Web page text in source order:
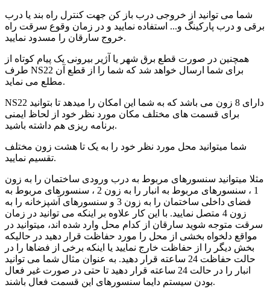
شما می توانید از خروجی درب باز کن جهت کنترل راه بند یا درب
برقی و درب پارکینگ و... استفاده نمایید و در زمان وقوع سرقت راه
خروج سارقان را مسدود نمایید.
همچنین در صورت قطع برق شهر یا آژیر بیرونی یک پیام کوتاه از
طرف NS22 برای شما ارسال خواهد شد که شما را از قطع آن
مطلع می نماید.
NS22 دارای 8 زون می باشد که به شما این امکان را میدهد تا بتوانید
برای قسمت های مختلف مکان مورد نظر خود از لحاظ ایمنی
برنامه ریزی هم داشته باشید.
شما میتوانید محل مورد نظر خود را به یک تا هشت زون مختلف
تقسیم نمایید.
مثلا میتوانید سنسورهای مربوط به درب ورودی ساختمان را به زون
1 ، سنسورهای مربوط به انبار را به زون 2 ، سنسورهای مربوط به
فضای داخلی ساختمان را به زون 3 و سنسورهای آشپزخانه را به
زون 4 متصل نمایید. با این کار علاوه بر اینکه می توانید در زمان
سرقت متوجه شوید سارقان از کدام محل وارد شده اند، میتوانید در
مواقع دلخواه بخشی از محل را مورد حفاظت قرار دهید در حالیکه
بخش دیگر را از حفاظت خارج نمایید یا اینکه برخی از فضاها را در
حالت حفاظت 24 ساعته قرار دهید. به عنوان مثال شما می توانید
انبار را در حالت 24 ساعته قرار دهید تا حتی در صورت غیر فعال
بودن سیستم دایما سنسورهای این قسمت فعال باشند.